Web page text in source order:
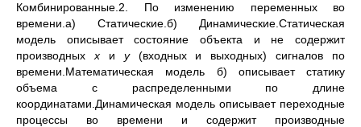
Комбинированные.2. По изменению переменных во
времени.а) Статические.б) Динамические.Статическая
модель описывает состояние объекта и не содержит
производных хи у(входных и выходных) сигналов по
времени. Математическая модель б) описывает статику
объема с распределенными по длине
координатами.Динамическая модель описывает переходные
процессы во времени и содержит производные